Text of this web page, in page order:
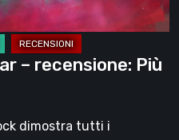
– recensione: Più
dimostra tutti i